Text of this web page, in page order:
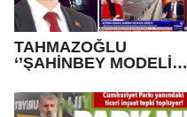
TAHMAZOĞLU
‘’ŞAHİNBEY MODELİNİ